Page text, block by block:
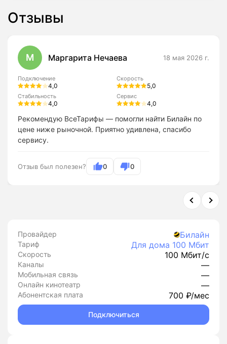
Отзывы
М Маргарита Нечаева 18 мая 2026 г.
Подключение
4,0
Скорость
5,0
Стабильность
4,0
Сервис
4,0
Рекомендую ВсеТарифы — помогли найти Билайн по
цене ниже рыночной. Приятно удивлена, спасибо
сервису.
Отзыв был полезен? 0 0
Провайдер Билайн
Тариф Для дома 100 Мбит
Скорость 100 Мбит/с
Каналы —
Мобильная связь —
Онлайн кинотеатр —
Абонентская плата 700 ₽/мес
Подключиться